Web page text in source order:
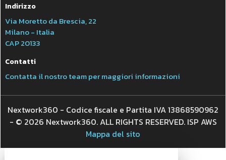
Indirizzo
Via Moretto da Brescia, 22
Milano - Italia
CAP 20133
Contatti
Contatta il nostro team per maggiori informazioni
Nextwork360 - Codice fiscale e Partita IVA 13868590962
- © 2026 Nextwork360. ALL RIGHTS RESERVED. ISP AWS
Mappa del sito